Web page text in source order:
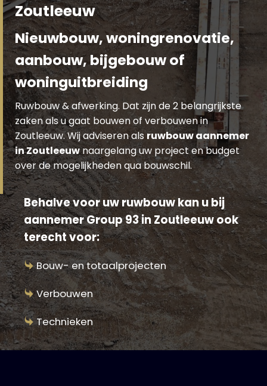
Zoutleeuw
Nieuwbouw, woningrenovatie,
aanbouw, bijgebouw of
woninguitbreiding
Ruwbouw & afwerking. Dat zijn de 2 belangrijkste
zaken als u gaat bouwen of verbouwen in
Zoutleeuw. Wij adviseren alsruwbouw aannemer
in Zoutleeuwnaargelang uw project en budget
over de mogelijkheden qua bouwschil.
Behalve voor uw ruwbouw kan u bij
aannemer Group 93 in Zoutleeuw ook
terecht voor:
Bouw- en totaalprojecten
Verbouwen
Technieken